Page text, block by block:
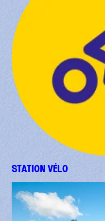
STATION VÉLO